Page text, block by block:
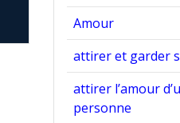
Amour
attirer et garder
attirer l’amour
personne